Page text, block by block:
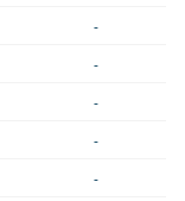
-
-
-
-
-